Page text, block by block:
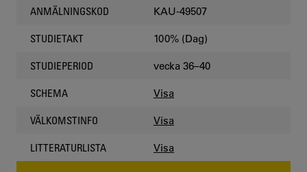
ANMÄLNINGSKOD KAU-49507
STUDIETAKT 100% (Dag)
STUDIEPERIOD vecka 36–40
SCHEMA Visa
VÄLKOMSTINFO Visa
LITTERATURLISTA Visa